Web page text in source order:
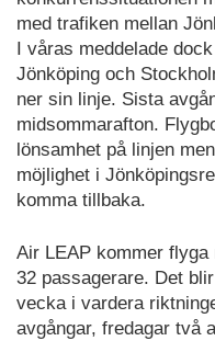
med trafiken mellan
I våras meddelade
Jönköping och
ner sin linje. Sista
midsommarafton.
lönsamhet på linjen
möjlighet i
komma tillbaka.
Air LEAP kommer flyga
32 passagerare. Det
vecka i vardera
avgångar, fredagar två